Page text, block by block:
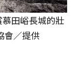
田峪長城的壯
／提供